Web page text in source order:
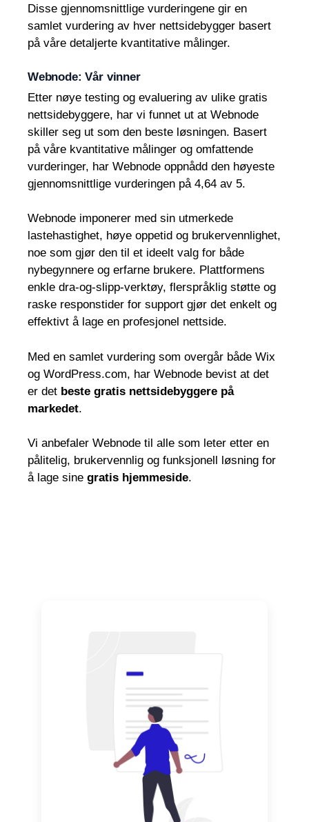
Disse gjennomsnittlige vurderingene gir en
samlet vurdering av hver nettsidebygger basert
på våre detaljerte kvantitative målinger.
Webnode: Vår vinner
Etter nøye testing og evaluering av ulike gratis
nettsidebyggere, har vi funnet ut at Webnode
skiller seg ut som den beste løsningen. Basert
på våre kvantitative målinger og omfattende
vurderinger, har Webnode oppnådd den høyeste
gjennomsnittlige vurderingen på 4,64 av 5.
Webnode imponerer med sin utmerkede
lastehastighet, høye oppetid og brukervennlighet,
noe som gjør den til et ideelt valg for både
nybegynnere og erfarne brukere. Plattformens
enkle dra-og-slipp-verktøy, flerspråklig støtte og
raske responstider for support gjør det enkelt og
effektivt å lage en profesjonel nettside.
Med en samlet vurdering som overgår både Wix
og WordPress.com, har Webnode bevist at det
er det beste gratis nettsidebyggere på
markedet.
Vi anbefaler Webnode til alle som leter etter en
pålitelig, brukervennlig og funksjonell løsning for
å lage sine gratis hjemmeside.